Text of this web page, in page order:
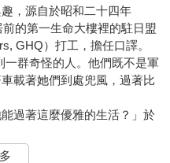
，源自於昭和二十四年
前的第一生命大樓裡的駐日盟
GHQ）打工，擔任口譯。
群奇怪的人。他們既不是軍
載著她們到處兜風，過著比
著這麼優雅的生活？」於
，但在軍隊中卻經常遭受